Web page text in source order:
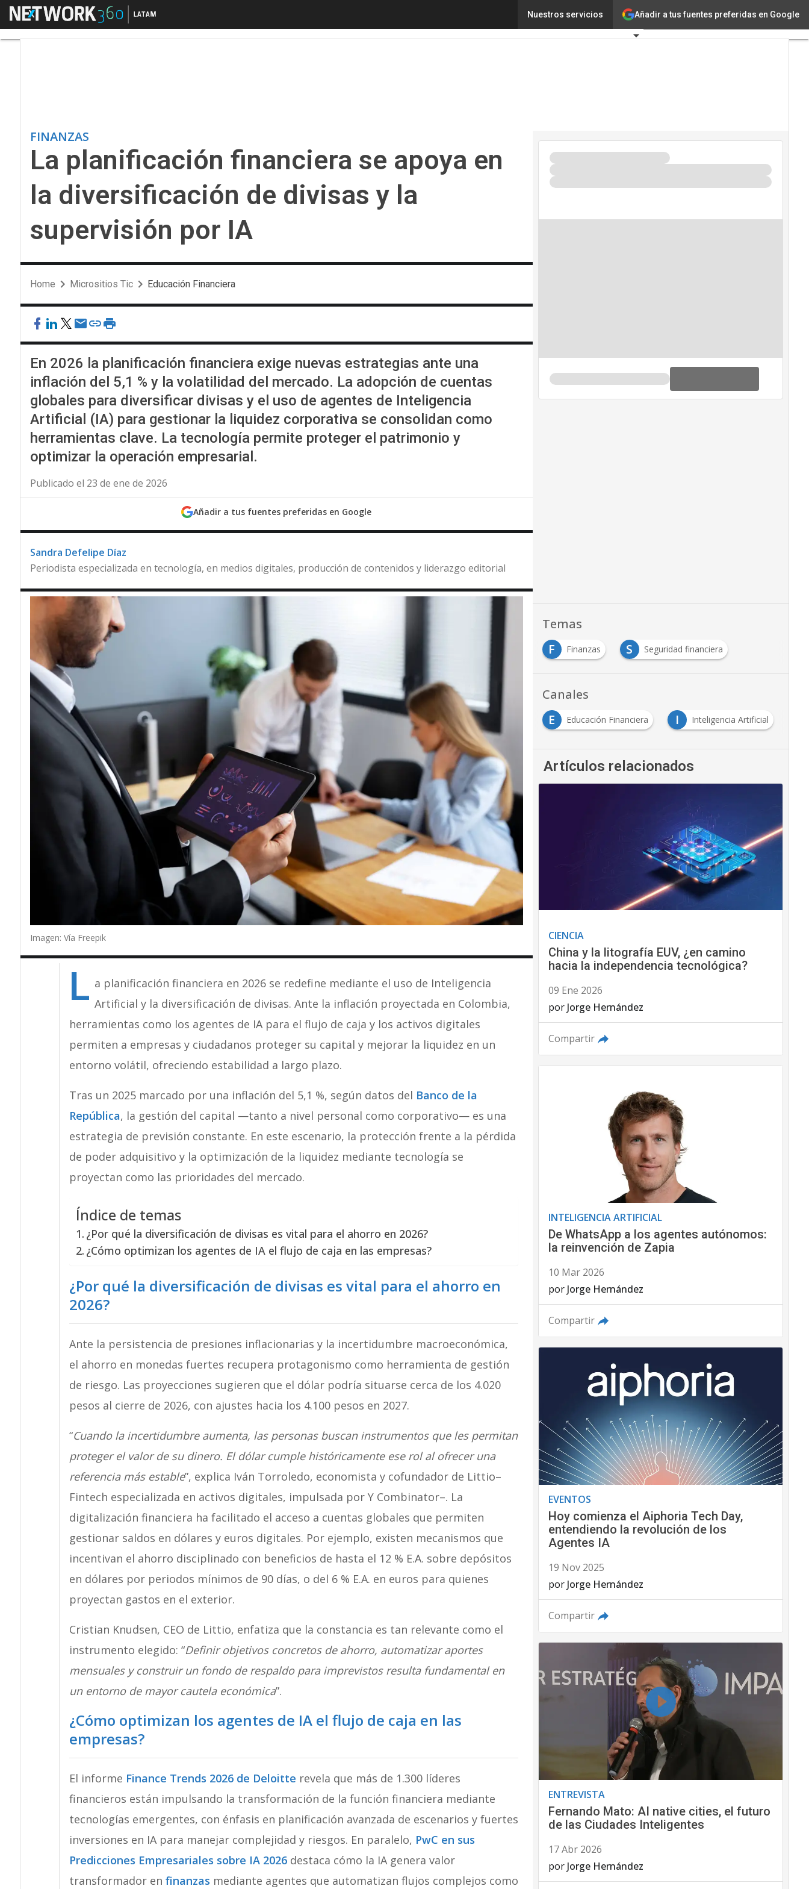
Añadir a tus fuentes preferidas en Google
Nuestros servicios
Menú La planificación financiera se apoya en la diversificación de divisas y la supervisión por IATecnología
FINANZAS
La planificación financiera se apoya en
la diversificación de divisas y la
supervisión por IA
Home Micrositios Tic Educación Financiera
En 2026 la planificación financiera exige nuevas estrategias ante una
inflación del 5,1 % y la volatilidad del mercado. La adopción de cuentas
globales para diversificar divisas y el uso de agentes de Inteligencia
Artificial (IA) para gestionar la liquidez corporativa se consolidan como
herramientas clave. La tecnología permite proteger el patrimonio y
optimizar la operación empresarial.
Publicado el 23 de ene de 2026
Añadir a tus fuentes preferidas en Google
Sandra Defelipe Díaz
Periodista especializada en tecnología, en medios digitales, producción de contenidos y liderazgo editorial
Imagen: Vía Freepik
L a planificación financiera en 2026 se redefine mediante el uso de Inteligencia
Artificial y la diversificación de divisas. Ante la inflación proyectada en Colombia,
herramientas como los agentes de IA para el flujo de caja y los activos digitales
permiten a empresas y ciudadanos proteger su capital y mejorar la liquidez en un
entorno volátil, ofreciendo estabilidad a largo plazo.
Tras un 2025 marcado por una inflación del 5,1 %, según datos del Banco de la
República, la gestión del capital —tanto a nivel personal como corporativo— es una
estrategia de previsión constante. En este escenario, la protección frente a la pérdida
de poder adquisitivo y la optimización de la liquidez mediante tecnología se
proyectan como las prioridades del mercado.
Índice de temas
¿Por qué la diversificación de divisas es vital para el ahorro en 2026?
¿Cómo optimizan los agentes de IA el flujo de caja en las empresas?
¿Por qué la diversificación de divisas es vital para el ahorro en
2026?
Ante la persistencia de presiones inflacionarias y la incertidumbre macroeconómica,
el ahorro en monedas fuertes recupera protagonismo como herramienta de gestión
de riesgo. Las proyecciones sugieren que el dólar podría situarse cerca de los 4.020
pesos al cierre de 2026, con ajustes hacia los 4.100 pesos en 2027.
“Cuando la incertidumbre aumenta, las personas buscan instrumentos que les permitan
proteger el valor de su dinero. El dólar cumple históricamente ese rol al ofrecer una
referencia más estable”, explica Iván Torroledo, economista y cofundador de Littio–
Fintech especializada en activos digitales, impulsada por Y Combinator–. La
digitalización financiera ha facilitado el acceso a cuentas globales que permiten
gestionar saldos en dólares y euros digitales. Por ejemplo, existen mecanismos que
incentivan el ahorro disciplinado con beneficios de hasta el 12 % E.A. sobre depósitos
en dólares por periodos mínimos de 90 días, o del 6 % E.A. en euros para quienes
proyectan gastos en el exterior.
Cristian Knudsen, CEO de Littio, enfatiza que la constancia es tan relevante como el
instrumento elegido: “Definir objetivos concretos de ahorro, automatizar aportes
mensuales y construir un fondo de respaldo para imprevistos resulta fundamental en
un entorno de mayor cautela económica”.
¿Cómo optimizan los agentes de IA el flujo de caja en las
empresas?
El informe Finance Trends 2026 de Deloitte revela que más de 1.300 líderes
financieros están impulsando la transformación de la función financiera mediante
tecnologías emergentes, con énfasis en planificación avanzada de escenarios y fuertes
inversiones en IA para manejar complejidad y riesgos. En paralelo, PwC en sus
Predicciones Empresariales sobre IA 2026destaca cómo la IA genera valor
transformador en finanzas mediante agentes que automatizan flujos complejos como
Temas
F
Finanzas S Seguridad financiera
Canales
E
Educación Financiera I Inteligencia Artificial
Artículos relacionados
CIENCIA
China y la litografía EUV, ¿en camino
hacia la independencia tecnológica?
09 Ene 2026
por Jorge Hernández
Compartir
INTELIGENCIA ARTIFICIAL
De WhatsApp a los agentes autónomos:
la reinvención de Zapia
10 Mar 2026
por Jorge Hernández
Compartir
EVENTOS
Hoy comienza el Aiphoria Tech Day,
entendiendo la revolución de los
Agentes IA
19 Nov 2025
por Jorge Hernández
Compartir
ENTREVISTA
Fernando Mato: AI native cities, el futuro
de las Ciudades Inteligentes
17 Abr 2026
por Jorge Hernández